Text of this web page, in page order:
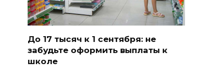
До 17 тысяч к 1 сентября: не
забудьте оформить выплаты к
школе